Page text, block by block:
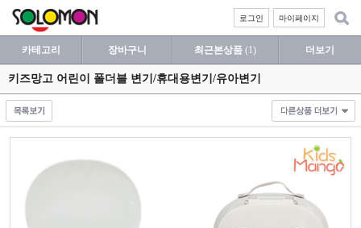
마이페이지
로그인
카테고리 장바구니 최근본상품 (1) 더보기
키즈망고 어린이 폴더블 변기/휴대용변기/유아변기